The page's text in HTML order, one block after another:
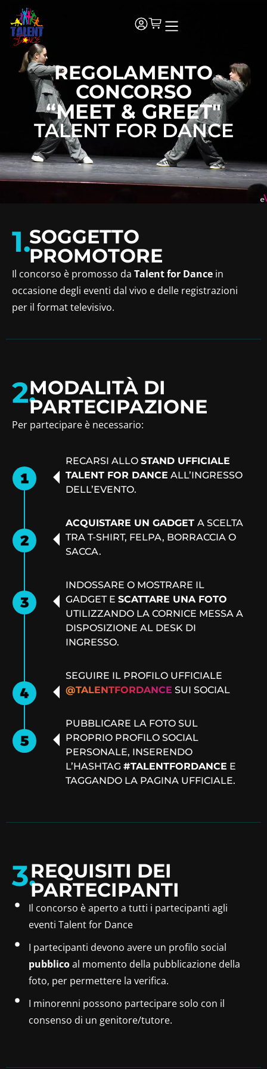
REGOLAMENTO
CONCORSO
“MEET & GREET"
TALENT FOR DANCE
1.SOGGETTO
PROMOTORE
Il concorso è promosso da Talent for Dance in
occasione degli eventi dal vivo e delle registrazioni
per il format televisivo.
2.MODALITÀ DI
PARTECIPAZIONE
Per partecipare è necessario:
RECARSI ALLO STAND UFFICIALE
TALENT FOR DANCE ALL’INGRESSO
DELL’EVENTO.
ACQUISTARE UN GADGET A SCELTA
TRA T-SHIRT, FELPA, BORRACCIA O
SACCA.
INDOSSARE O MOSTRARE IL
GADGET E SCATTARE UNA FOTO
UTILIZZANDO LA CORNICE MESSA A
DISPOSIZIONE AL DESK DI
INGRESSO.
SEGUIRE IL PROFILO UFFICIALE
@TALENTFORDANCE SUI SOCIAL
PUBBLICARE LA FOTO SUL
PROPRIO PROFILO SOCIAL
PERSONALE, INSERENDO
L’HASHTAG #TALENTFORDANCE E
TAGGANDO LA PAGINA UFFICIALE.
3.REQUISITI DEI
PARTECIPANTI
Il concorso è aperto a tutti i partecipanti agli
eventi Talent for Dance
I partecipanti devono avere un profilo social
pubblicoal momento della pubblicazione della
foto, per permettere la verifica.
I minorenni possono partecipare solo con il
consenso di un genitore/tutore.